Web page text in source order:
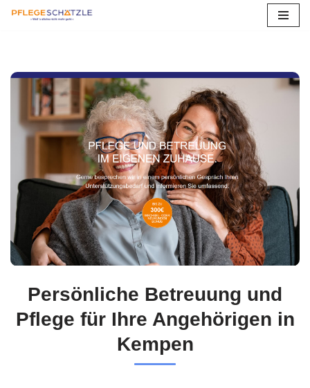
springen
Persönliche Betreuung und
Pflege für Ihre Angehörigen in
Kempen